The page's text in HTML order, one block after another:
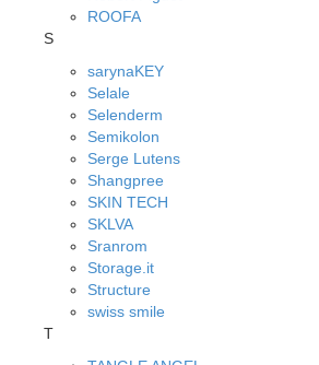
ROOFA
S
sarynaKEY
Selale
Selenderm
Semikolon
Serge Lutens
Shangpree
SKIN TECH
SKLVA
Sranrom
Storage.it
Structure
swiss smile
T